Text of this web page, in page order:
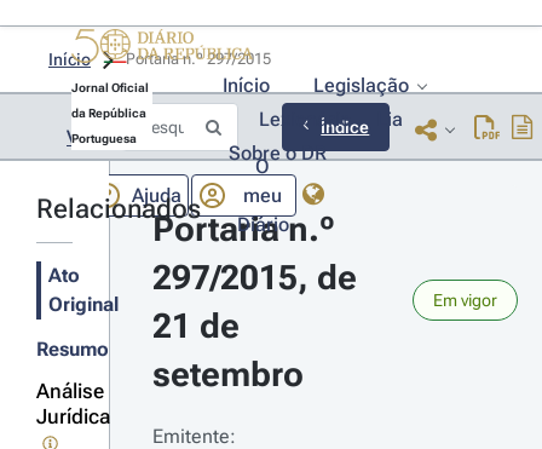
Jornal Oficial
da República
Portuguesa
Início
Legislação
Lexionário
Lia
Sobre o DR
Ajuda
O
meu
Diário
Início
Voltar Índice
Relacionados
Ato
Original
Resumo
Análise
Jurídica
Portaria n.º
297/2015, de
21 de
setembro
Em vigor
Emitente: